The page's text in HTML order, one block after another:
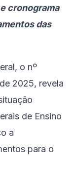
cronograma
das
o nº
2025, revela
de Ensino
a
para o